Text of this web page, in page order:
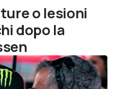
o lesioni
dopo la